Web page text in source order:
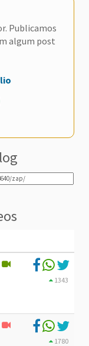
Publicamos
algum post
1343
1780